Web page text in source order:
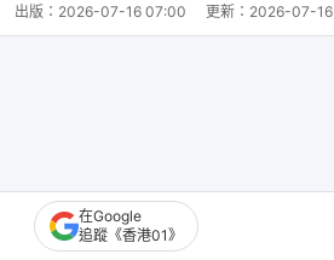
出版： 2026-07-16 07:00 更新： 2026-07-
在Google
追蹤《香港01》